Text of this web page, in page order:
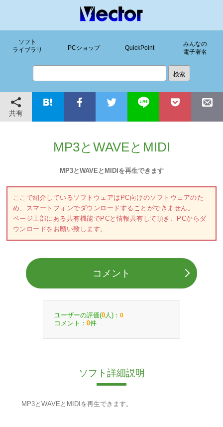
ソフト
ライブラリ
PCショップ QuickPoint
みんなの
電子署名
共有
MP3とWAVEとMIDI
MP3とWAVEとMIDIを再生できます
ここで紹介しているソフトウェアはPC向けのソフトウェアのた
め、スマートフォンでダウンロードすることができません。
ページ上部にある共有機能でPCと情報共有して頂き、PCからダ
ウンロードをお願い致します。
コメント
ユーザーの評価(0 人)： 0
コメント： 0件
ソフト詳細説明
MP3とWAVEとMIDIを再生できます。